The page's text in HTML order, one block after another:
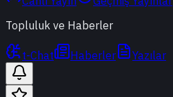
Topluluk ve Haberler
t-Chat Haberler Yazılar